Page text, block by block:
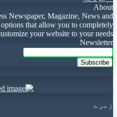
About
Newspaper, Magazine, News and
that allow you to completely
your website to your needs.
Newsletter
Enter
your
Email
زمرے